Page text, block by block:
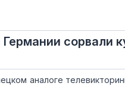
сорвали
аналоге